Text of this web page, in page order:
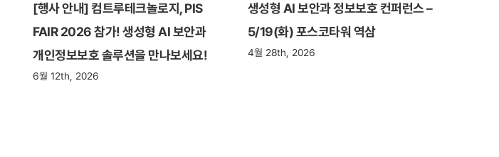
[행사 안내] 컴트루테크놀로지, PIS
FAIR 2026 참가! 생성형 AI 보안과
개인정보보호 솔루션을 만나보세요!
6월 12th, 2026
생성형 AI 보안과 정보보호 컨퍼런스 –
5/19(화) 포스코타워 역삼
4월 28th, 2026